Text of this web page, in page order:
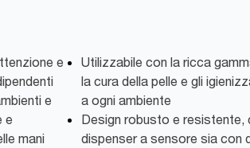
e
e
e
mani
Utilizzabile con la ricca
la cura della pelle e gli
a ogni ambiente
Design robusto e resistente,
dispenser a sensore sia con